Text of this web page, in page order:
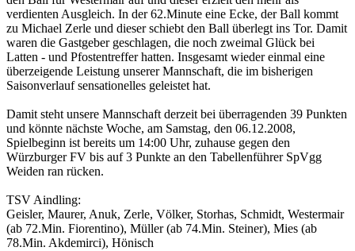
verdienten Ausgleich. In der 62.Minute eine Ecke, der Ball kommt
zu Michael Zerle und dieser schiebt den Ball überlegt ins Tor. Damit
waren die Gastgeber geschlagen, die noch zweimal Glück bei
Latten - und Pfostentreffer hatten. Insgesamt wieder einmal eine
überzeigende Leistung unserer Mannschaft, die im bisherigen
Saisonverlauf sensationelles geleistet hat.
Damit steht unsere Mannschaft derzeit bei überragenden 39 Punkten
und könnte nächste Woche, am Samstag, den 06.12.2008,
Spielbeginn ist bereits um 14:00 Uhr, zuhause gegen den
Würzburger FV bis auf 3 Punkte an den Tabellenführer SpVgg
Weiden ran rücken.
TSV Aindling:
Geisler, Maurer, Anuk, Zerle, Völker, Storhas, Schmidt, Westermair
(ab 72.Min. Fiorentino), Müller (ab 74.Min. Steiner), Mies (ab
78.Min. Akdemirci), Hönisch